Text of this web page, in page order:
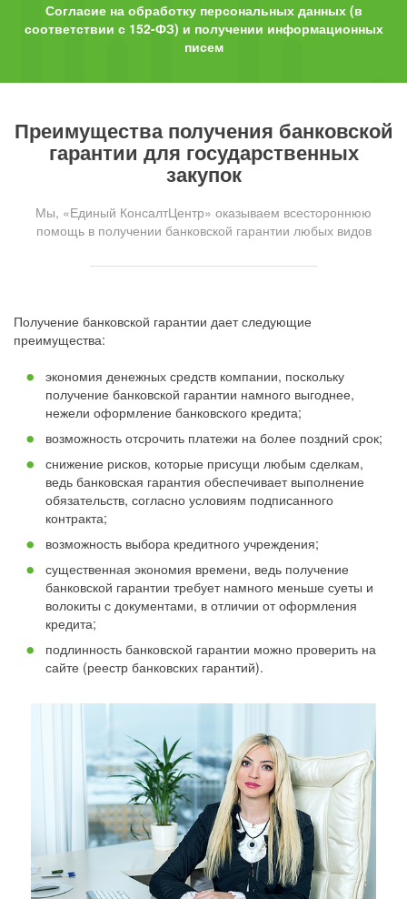
Согласие на обработку персональных данных (в
соответствии с 152-ФЗ) и получении информационных
писем
Преимущества получения банковской
гарантии для государственных
закупок
Мы, «Единый КонсалтЦентр» оказываем всестороннюю
помощь в получении банковской гарантии любых видов
Получение банковской гарантии дает следующие
преимущества:
экономия денежных средств компании, поскольку
получение банковской гарантии намного выгоднее,
нежели оформление банковского кредита;
возможность отсрочить платежи на более поздний срок;
снижение рисков, которые присущи любым сделкам,
ведь банковская гарантия обеспечивает выполнение
обязательств, согласно условиям подписанного
контракта;
возможность выбора кредитного учреждения;
существенная экономия времени, ведь получение
банковской гарантии требует намного меньше суеты и
волокиты с документами, в отличии от оформления
кредита;
подлинность банковской гарантии можно проверить на
сайте (реестр банковских гарантий).